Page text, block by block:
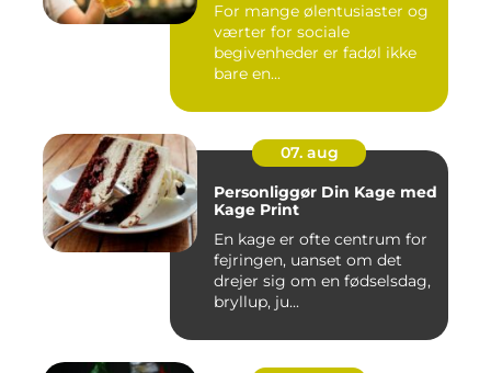
For mange ølentusiaster og
værter for sociale
begivenheder er fadøl ikke
bare en...
07. aug
Personliggør Din Kage med
Kage Print
En kage er ofte centrum for
fejringen, uanset om det
drejer sig om en fødselsdag,
bryllup, ju...